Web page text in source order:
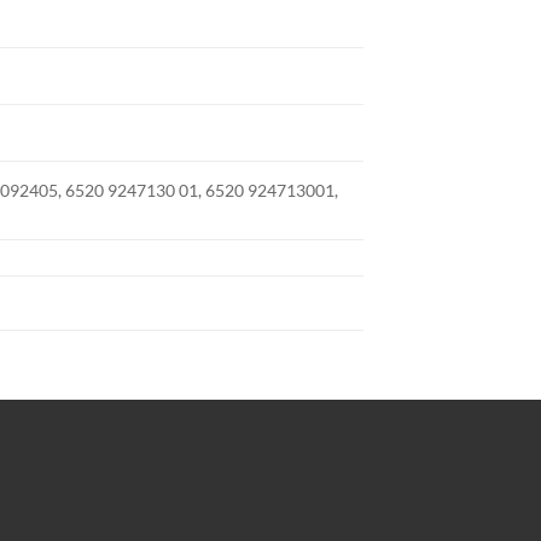
6520 9247130 01, 6520 924713001,